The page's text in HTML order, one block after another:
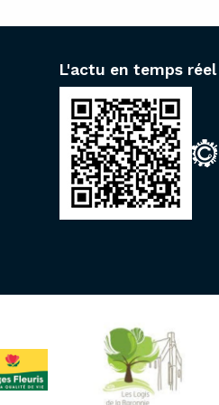
L'actu en temps réel